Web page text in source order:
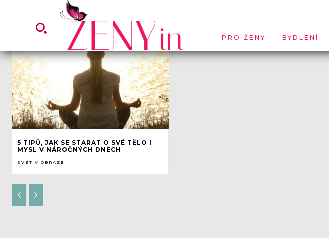
PRO ŽENY BYDLENÍ
5 TIPŮ, JAK SE STARAT O SVÉ TĚLO I
MYSL V NÁROČNÝCH DNECH
SVET V OBRAZE